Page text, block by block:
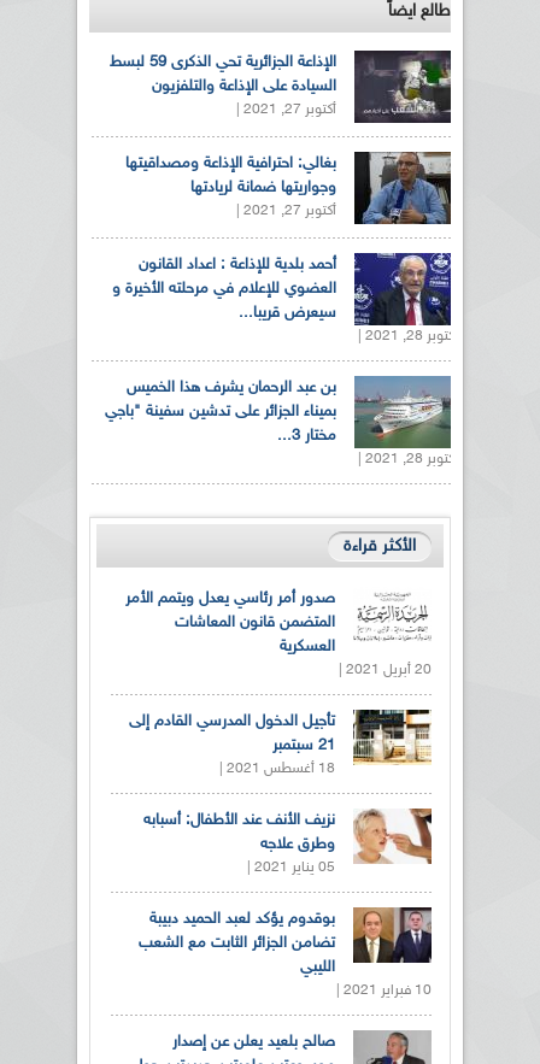
طالع ايضاً
الإذاعة الجزائرية تحي الذكرى 59 لبسط
السيادة على الإذاعة والتلفزيون
أكتوبر 27, 2021 |
بغالي: احترافية الإذاعة ومصداقيتها
وجواريتها ضمانة لريادتها
أكتوبر 27, 2021 |
أحمد بلدية للإذاعة : اعداد القانون
العضوي للإعلام في مرحلته الأخيرة و
سيعرض قريبا...
أكتوبر 28, 2021 |
بن عبد الرحمان يشرف هذا الخميس
بميناء الجزائر على تدشين سفينة "باجي
مختار 3...
أكتوبر 28, 2021 |
الأكثر قراءة
صدور أمر رئاسي يعدل ويتمم الأمر
المتضمن قانون المعاشات
العسكرية
20 أبريل 2021 |
تأجيل الدخول المدرسي القادم إلى
21 سبتمبر
18 أغسطس 2021 |
نزيف الأنف عند الأطفال: أسبابه
وطرق علاجه
05 يناير 2021 |
بوقدوم يؤكد لعبد الحميد دبيبة
تضامن الجزائر الثابت مع الشعب
الليبي
10 فبراير 2021 |
صالح بلعيد يعلن عن إصدار